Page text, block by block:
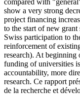
compared with
show a very strong
project financing
to the start of new grant
Swiss participation to
reinforcement of
research). At beginning
funding of universities
accountability, more
research. Ce rapport
de la recherche et